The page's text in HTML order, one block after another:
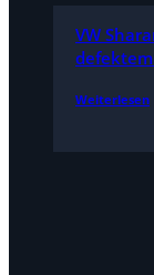
VW
Weiterlesen